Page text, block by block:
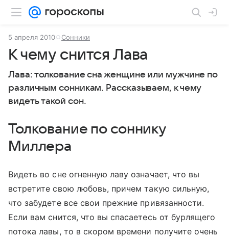
5 апреля 2010 Сонники
К чему снится Лава
Лава: толкование сна женщине или мужчине по
различным сонникам. Рассказываем, к чему
видеть такой сон.
Толкование по соннику
Миллера
Видеть во сне огненную лаву означает, что вы
встретите свою любовь, причем такую сильную,
что забудете все свои прежние привязанности.
Если вам снится, что вы спасаетесь от бурлящего
потока лавы, то в скором времени получите очень